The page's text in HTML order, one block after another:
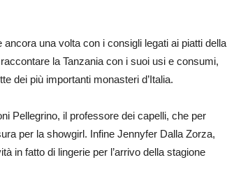
una volta con i consigli legati ai piatti della
la Tanzania con i suoi usi e consumi,
dei più importanti monasteri d’Italia.
Pellegrino, il professore dei capelli, che per
per la showgirl. Infine Jennyfer Dalla Zorza,
in fatto di lingerie per l’arrivo della stagione